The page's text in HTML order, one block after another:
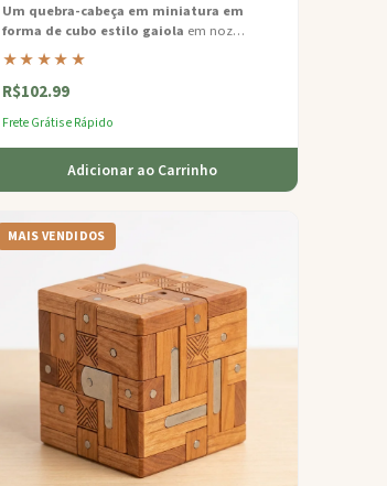
Um quebra-cabeça em miniatura em
forma de cubo estilo gaiola em noz
ecológica que esconde uma bola presa que
você deve libertar sem força.
★★★★★
R$102.99
Frete Grátis e Rápido
Adicionar ao Carrinho
MAIS VENDIDOS